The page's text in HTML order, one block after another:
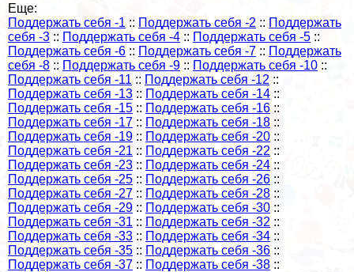
Еще:
Поддержать себя -1 :: Поддержать себя -2 :: Поддержать
себя -3 :: Поддержать себя -4 :: Поддержать себя -5 ::
Поддержать себя -6 :: Поддержать себя -7 :: Поддержать
себя -8 :: Поддержать себя -9 :: Поддержать себя -10 ::
Поддержать себя -11 :: Поддержать себя -12 ::
Поддержать себя -13 :: Поддержать себя -14 ::
Поддержать себя -15 :: Поддержать себя -16 ::
Поддержать себя -17 :: Поддержать себя -18 ::
Поддержать себя -19 :: Поддержать себя -20 ::
Поддержать себя -21 :: Поддержать себя -22 ::
Поддержать себя -23 :: Поддержать себя -24 ::
Поддержать себя -25 :: Поддержать себя -26 ::
Поддержать себя -27 :: Поддержать себя -28 ::
Поддержать себя -29 :: Поддержать себя -30 ::
Поддержать себя -31 :: Поддержать себя -32 ::
Поддержать себя -33 :: Поддержать себя -34 ::
Поддержать себя -35 :: Поддержать себя -36 ::
Поддержать себя -37 :: Поддержать себя -38 ::